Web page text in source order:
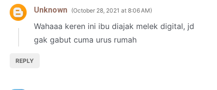
Unknown October 28, 2021 at 8:06 AM
Wahaaa keren ini ibu diajak melek digital, jd
gak gabut cuma urus rumah
REPLY